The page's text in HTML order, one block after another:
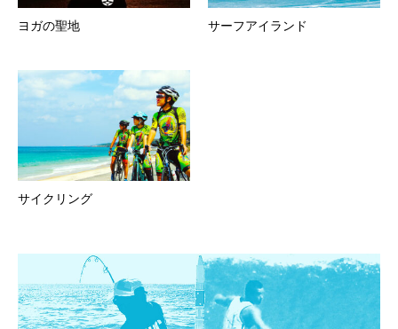
ヨガの聖地 サーフアイランド
サイクリング